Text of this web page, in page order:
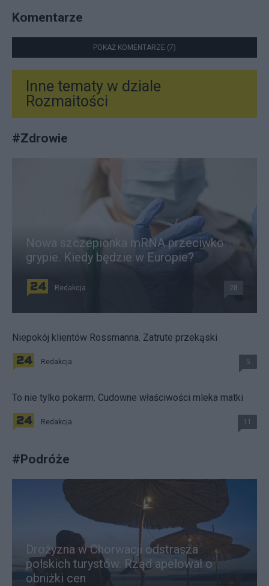
Komentarze
POKAŻ KOMENTARZE (7)
Inne tematy w dziale
Rozmaitości
#Zdrowie
Nowa szczepionka mRNA przeciwko
grypie. Kiedy będzie w Europie?
Redakcja 28
Niepokój klientów Rossmanna. Zatrute przekąski
Redakcja 5
To nie tylko pokarm. Cudowne właściwości mleka matki
Redakcja 11
#Podróże
Drożyzna w Chorwacji odstrasza
polskich turystów. Rząd apelował o
obniżki cen